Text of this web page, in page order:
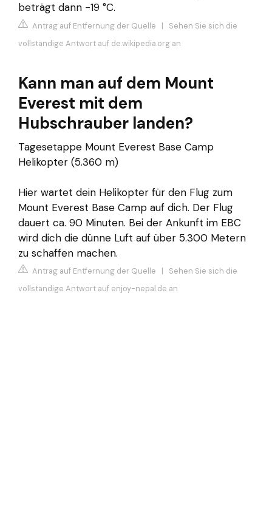
beträgt dann −19 °C.
Antrag auf Entfernung der Quelle | Sehen Sie sich die
vollständige Antwort auf de.wikipedia.org an
Kann man auf dem Mount
Everest mit dem
Hubschrauber landen?
Tagesetappe Mount Everest Base Camp
Helikopter (5.360 m)
Hier wartet dein Helikopter für den Flug zum
Mount Everest Base Camp auf dich. Der Flug
dauert ca. 90 Minuten. Bei der Ankunft im EBC
wird dich die dünne Luft auf über 5.300 Metern
zu schaffen machen.
Antrag auf Entfernung der Quelle | Sehen Sie sich die
vollständige Antwort auf enjoy-nepal.de an